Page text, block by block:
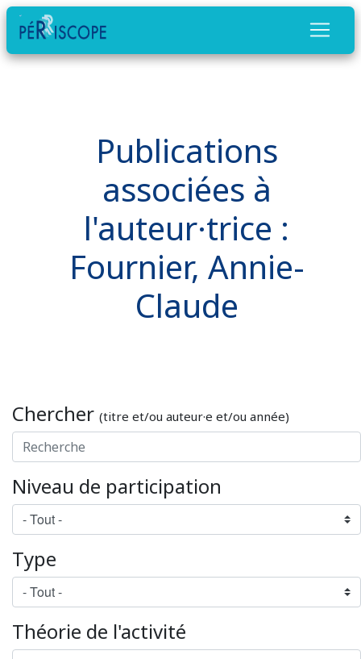
Publications
associées à
l'auteur·trice :
Fournier, Annie-
Claude
Chercher (titre et/ou auteur·e et/ou année)
Niveau de participation
Type
Théorie de l'activité